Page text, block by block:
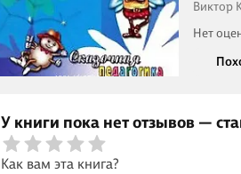
Виктор
Нет
У книги пока нет отзывов —
Как вам эта книга?